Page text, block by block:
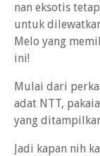
nan eksotis
untuk
Melo yang
ini!
Mulai dari
adat NTT,
yang
Jadi kapan nih